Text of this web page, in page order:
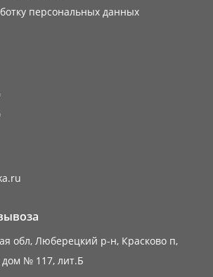
персональных данных
обл, Люберецкий р-н, Красково п,
№ 117, лит.Б